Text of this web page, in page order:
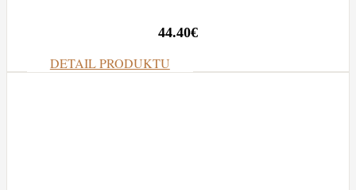
44.40€
DETAIL PRODUKTU